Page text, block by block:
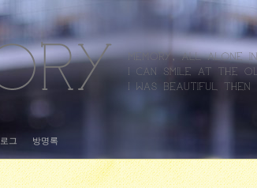
그 방명록